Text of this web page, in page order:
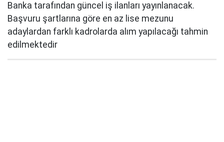
Banka tarafından güncel iş ilanları yayınlanacak.
Başvuru şartlarına göre en az lise mezunu
adaylardan farklı kadrolarda alım yapılacağı tahmin
edilmektedir